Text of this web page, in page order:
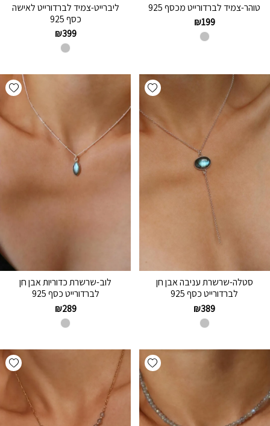
טוהר-צמיד לברדורייט מכסף 925
₪199
ליברייט-צמיד לברדורייט לאישה
כסף 925
₪399
Add wishlist
סטלה-שרשרת עניבה אבן חן
לברדורייט כסף 925
₪389
לוב-שרשרת כדוריות אבן חן
לברדורייט כסף 925
₪289
Add wishlist